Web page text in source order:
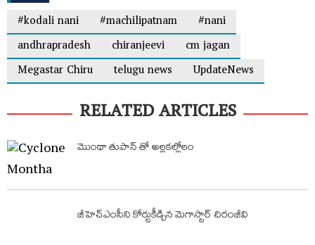
#kodali nani
#machilipatnam
#nani
andhrapradesh
chiranjeevi
cm jagan
Megastar Chiru
telugu news UpdateNews
RELATED ARTICLES
మొంథా తుపాన్ తో అల్లకల్లోలం
జీహెచ్​ఎంసీని కోర్టుకీడ్చిన మెగాస్టార్​ చిరంజీవి